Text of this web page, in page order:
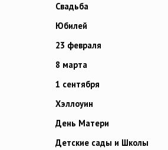
Свадьба
Юбилей
23 февраля
8 марта
1 сентября
Хэллоуин
День Матери
Детские сады и Школы